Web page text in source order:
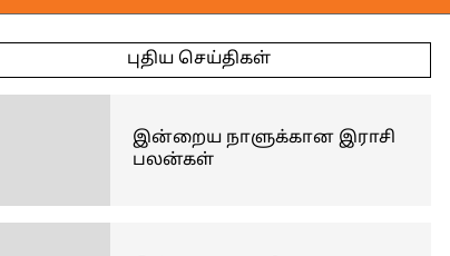
புதிய செய்திகள்
இன்றைய நாளுக்கான இராசி
பலன்கள்